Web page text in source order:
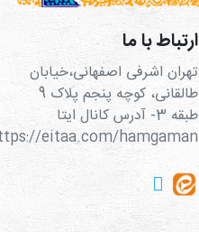
ارتباط با ما
تهران اشرفی اصفهانی،خیابان
طالقانی، کوچه پنجم پلاک 9
طبقه 3- آدرس کانال ایتا
https://eitaa.com/hamgaman